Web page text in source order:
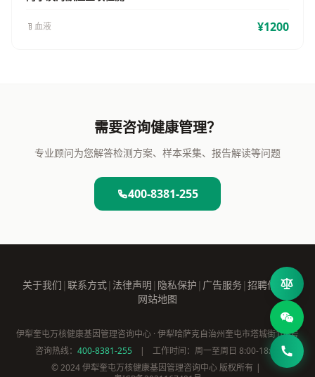
血液 ¥1200
需要咨询健康管理？
专业顾问为您解答检测方案、样本采集、报告解读等问题
400-8381-255
关于我们 | 联系方式| 法律声明 | 隐私保护 | 广告服务| 招聘信息|
网站地图
伊犁奎屯万核健康基因管理咨询中心 · 伊犁哈萨克自治州奎屯市塔城街108号
咨询热线： 400-8381-255 |
工作时间：周一至周日 8:00-18:00
© 2024 伊犁奎屯万核健康基因管理咨询中心 版权所有 |